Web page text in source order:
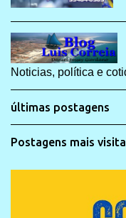
Noticias, política e
últimas postagens
Postagens mais